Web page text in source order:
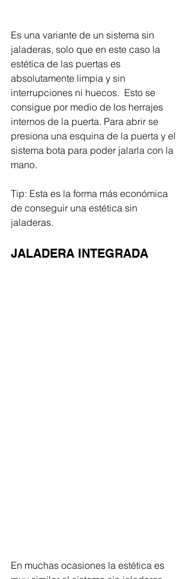
Es una variante de un sistema sin
jaladeras, solo que en este caso la
estética de las puertas es
absolutamente limpia y sin
interrupciones ni huecos.  Esto se
consigue por medio de los herrajes
internos de la puerta. Para abrir se
presiona una esquina de la puerta y el
sistema bota para poder jalarla con la
mano.
Tip: Esta es la forma más económica
de conseguir una estética sin
jaladeras.
JALADERA INTEGRADA
En muchas ocasiones la estética es